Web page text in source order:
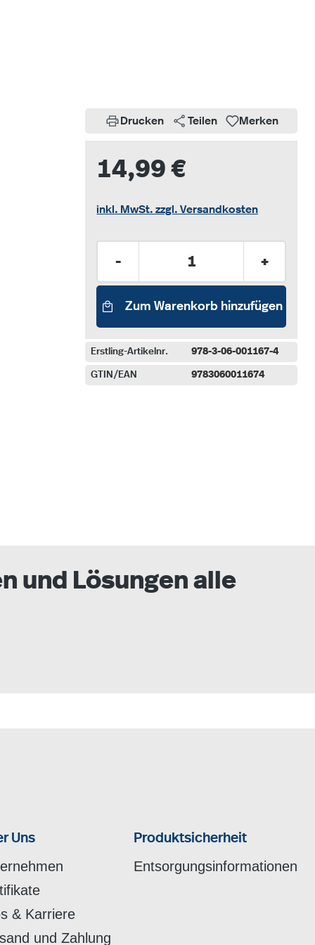
Drucken
Teilen Merken
14,99 €
inkl. MwSt. zzgl. Versandkosten
Produkt Anzahl: Gib den
- +
Zum Warenkorb hinzufügen
Erstling-Artikelnr. 978-3-06-001167-4
GTIN/EAN 9783060011674
und Lösungen alle
Uns
& Karriere
und Zahlung
Produktsicherheit
Entsorgungsinformationen